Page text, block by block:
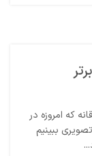
که امروزه در
ببینیم